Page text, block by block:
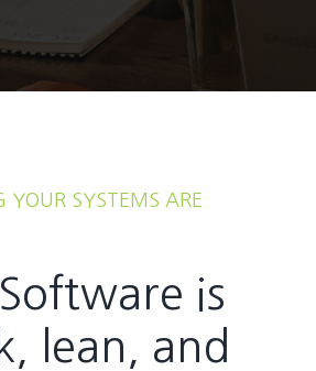
YOUR SYSTEMS ARE
is
lean, and